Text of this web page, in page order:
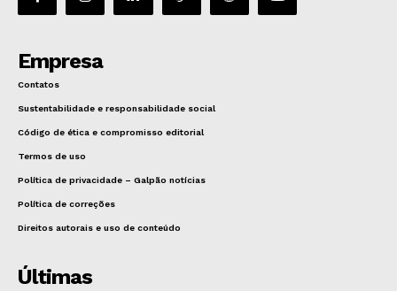
Empresa
Contatos
Sustentabilidade e responsabilidade social
Código de ética e compromisso editorial
Termos de uso
Política de privacidade – Galpão notícias
Política de correções
Direitos autorais e uso de conteúdo
Últimas